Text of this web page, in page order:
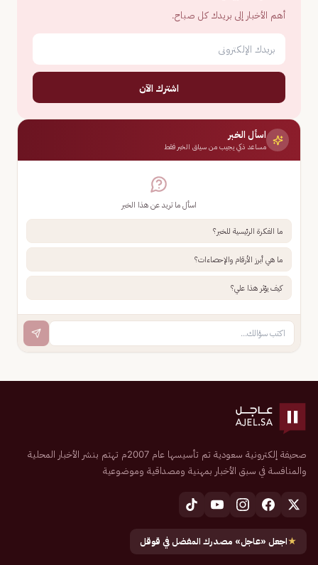
أهم الأخبار إلى بريدك كل صباح.
اشترك الآن
اسأل الخبر
مساعد ذكي يجيب من سياق الخبر فقط
اسأل ما تريد عن هذا الخبر
ما الفكرة الرئيسية للخبر؟
ما هي أبرز الأرقام والإحصاءات؟
كيف يؤثر هذا علي؟
صحيفة إلكترونية سعودية تم تأسيسها عام 2007م تهتم بنشر الأخبار المحلية
والمنافسة في سبق الأخبار بمهنية ومصداقية وموضوعية
★اجعل «عاجل» مصدرك المفضل في قوقل